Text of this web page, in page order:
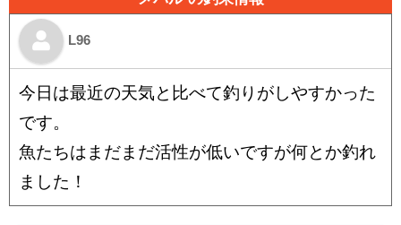
L96
今日は最近の天気と比べて釣りがしやすかった
です。
魚たちはまだまだ活性が低いですが何とか釣れ
ました！